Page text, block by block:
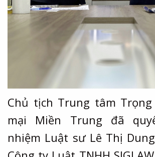
Chủ tịch Trung tâm
mại Miền Trung đã
nhiệm Luật sư Lê Thị